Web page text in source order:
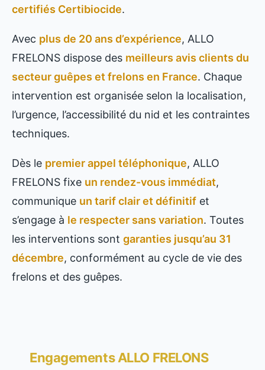
certifiés Certibiocide.
Avec plus de 20 ans d’expérience, ALLO
FRELONS dispose des meilleurs avis clients du
secteur guêpes et frelons en France. Chaque
intervention est organisée selon la localisation,
l’urgence, l’accessibilité du nid et les contraintes
techniques.
Dès le premier appel téléphonique, ALLO
FRELONS fixe un rendez-vous immédiat,
communique un tarif clair et définitif et
s’engage à le respecter sans variation. Toutes
les interventions sont garanties jusqu’au 31
décembre, conformément au cycle de vie des
frelons et des guêpes.
Engagements ALLO FRELONS